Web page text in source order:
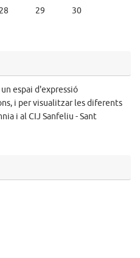
28 29
30
espai d'expressió
i per visualitzar les diferents
i al CIJ Sanfeliu - Sant